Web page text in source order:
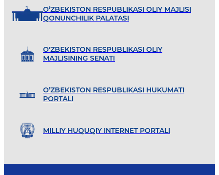
O’ZBEKISTON RESPUBLIKASI OLIY MAJLISI
QONUNCHILIK PALATASI
O'ZBEKISTON RESPUBLIKASI OLIY
MAJLISINING SENATI
O’ZBEKISTON RESPUBLIKASI HUKUMATI
PORTALI
MILLIY HUQUQIY INTERNET PORTALI